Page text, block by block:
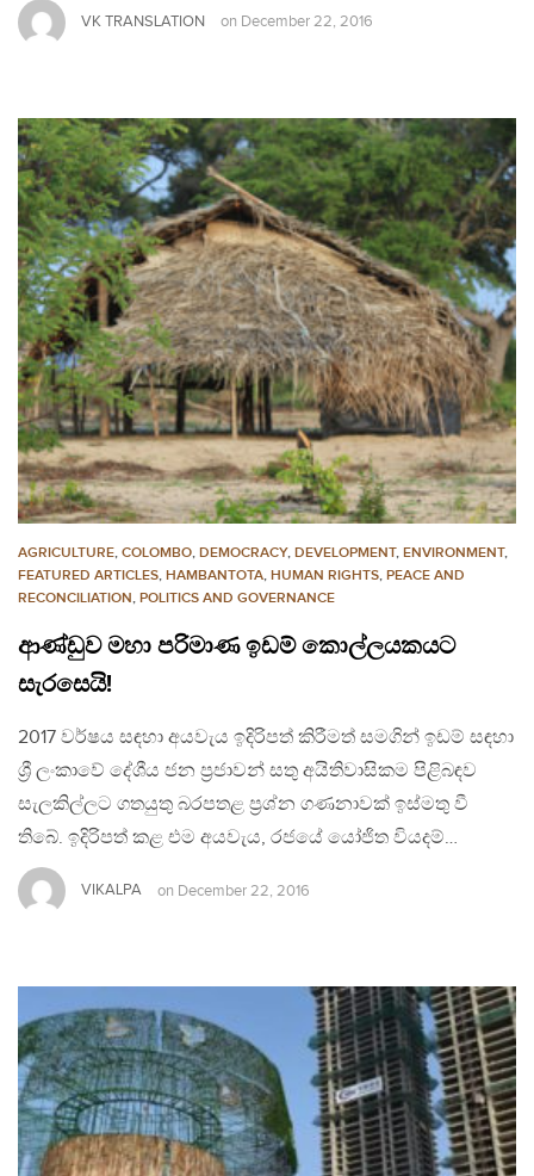
VK TRANSLATION on December 22, 2016
AGRICULTURE, COLOMBO, DEMOCRACY, DEVELOPMENT, ENVIRONMENT,
FEATURED ARTICLES, HAMBANTOTA, HUMAN RIGHTS, PEACE AND
RECONCILIATION, POLITICS AND GOVERNANCE
ආණ්ඩුව මහා පරිමාණ ඉඩම් කොල්ලයකයට
සැරසෙයි!
2017 වර්ෂය සඳහා අයවැය ඉදිරිපත් කිරීමත් සමගින් ඉඩම් සඳහා
ශ්‍රී ලංකාවේ දේශීය ජන ප‍්‍රජාවන් සතු අයිතිවාසිකම පිළිබඳව
සැලකිල්ලට ගතයුතු බරපතළ ප‍්‍රශ්න ගණනාවක් ඉස්මතු වී
තිබේ. ඉදිරිපත් කළ එම අයවැය, රජයේ යෝජිත වියදම්…
VIKALPA on December 22, 2016